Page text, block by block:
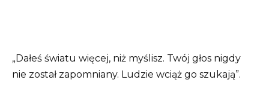
„Dałeś światu więcej, niż myślisz. Twój głos nigdy
nie został zapomniany. Ludzie wciąż go szukają”.